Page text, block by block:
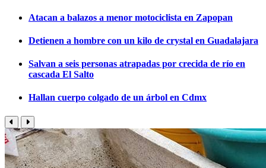
Atacan a balazos a menor motociclista en Zapopan
Detienen a hombre con un kilo de crystal en Guadalajara
Salvan a seis personas atrapadas por crecida de río en
cascada El Salto
Hallan cuerpo colgado de un árbol en Cdmx